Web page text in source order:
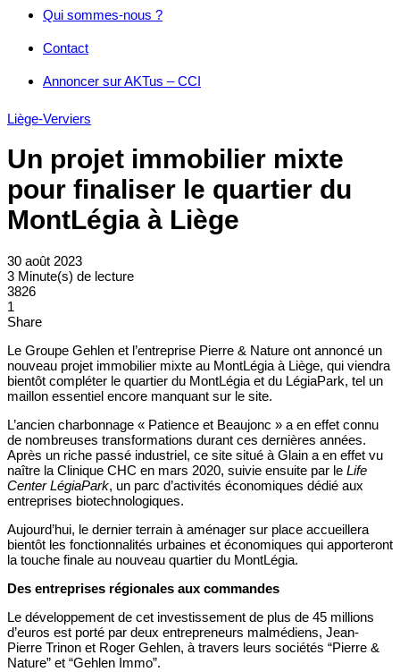
Qui sommes-nous ?
Contact
Annoncer sur AKTus – CCI
Liège-Verviers
Un projet immobilier mixte
pour finaliser le quartier du
MontLégia à Liège
30 août 2023
3 Minute(s) de lecture
3826
1
Share
Le Groupe Gehlen et l’entreprise Pierre & Nature ont annoncé un
nouveau projet immobilier mixte au MontLégia à Liège, qui viendra
bientôt compléter le quartier du MontLégia et du LégiaPark, tel un
maillon essentiel encore manquant sur le site.
L’ancien charbonnage « Patience et Beaujonc » a en effet connu
de nombreuses transformations durant ces dernières années.
Après un riche passé industriel, ce site situé à Glain a en effet vu
naître la Clinique CHC en mars 2020, suivie ensuite par le Life
Center LégiaPark, un parc d’activités économiques dédié aux
entreprises biotechnologiques.
Aujourd’hui, le dernier terrain à aménager sur place accueillera
bientôt les fonctionnalités urbaines et économiques qui apporteront
la touche finale au nouveau quartier du MontLégia.
Des entreprises régionales aux commandes
Le développement de cet investissement de plus de 45 millions
d’euros est porté par deux entrepreneurs malmédiens, Jean-
Pierre Trinon et Roger Gehlen, à travers leurs sociétés “Pierre &
Nature” et “Gehlen Immo”.